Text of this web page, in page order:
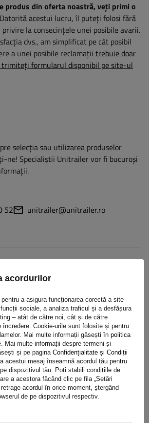
produs din oferta noastră, veți primi o
Datorită acestui lucru, îl puteți folosi fără
la consecințele unei posibile avarii.
dvs., am simplificat pe cât posibil
a unei posibile reclamații trebuie doar
trimiteți formularul disponibil pe site-ul
selecția sau utilizarea produselor
ne! Specialiștii Unitrailer vor fi bucuroși
52 unitrailer@unitrailer.ro
acordurilor
a asigura funcționarea corectă a site-
sociale, a analiza traficul și a desfășura
– atât de către noi, cât și de către
încredere. Cookie-urile sunt folosite și pentru
Mai multe informații găsești în politica
. Mai multe informații despre termeni și
și pe pagina Confidențialitate și Condiții
acestui mesaj înseamnă acordul tău pentru
dispozitivul tău. Poți stabili condițiile de
a acestora făcând clic pe fila „Setări
acordul în orice moment, ștergând
de pe dispozitivul respectiv.